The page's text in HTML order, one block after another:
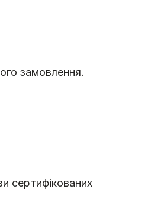
замовлення.
сертифікованих